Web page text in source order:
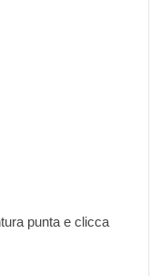
punta e clicca